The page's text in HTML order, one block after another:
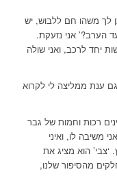
לך משהו חם ללבוש, יש
הערב?’ אני נזעקת.
יחד לרכב, ואני שולה
ענת ממליצה לי לקרוא
רכות וחמות של גבר
משיבה לו, ואיני
הוא מציג את
מהסיפור שלנו,